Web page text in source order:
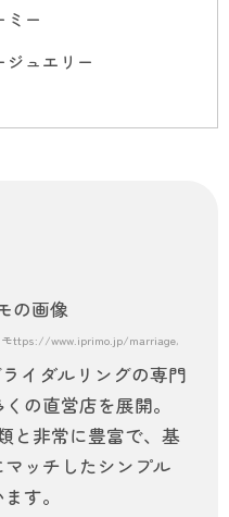
ミー
ジュエリー
モttps://www.iprimo.jp/marriage/rings/
イダルリングの専門
の直営店を展開。
と非常に豊富で、基
ッチしたシンプル
す。